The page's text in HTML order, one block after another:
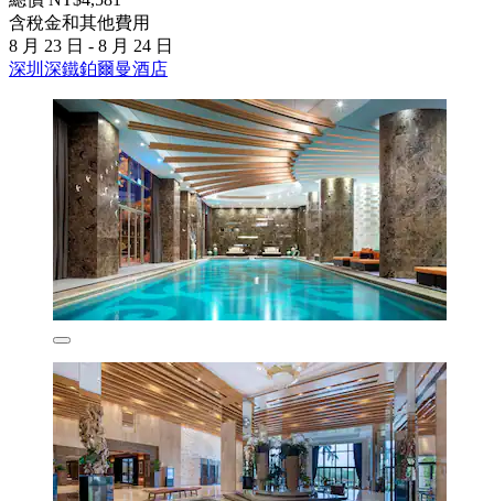
含稅金和其他費用
8 月 23 日 - 8 月 24 日
深圳深鐵鉑爾曼酒店